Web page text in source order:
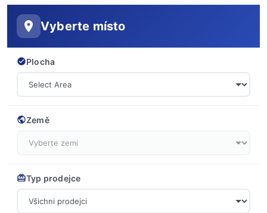
Vyberte místo
Plocha
Země
Typ prodejce